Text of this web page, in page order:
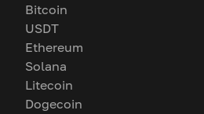
Bitcoin
USDT
Ethereum
Solana
Litecoin
Dogecoin